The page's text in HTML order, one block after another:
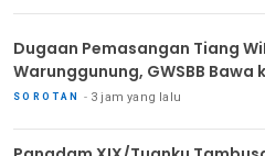
Dugaan Pemasangan Tiang
Warunggunung, GWSBB Bawa
SOROTAN 3 jam yang lalu